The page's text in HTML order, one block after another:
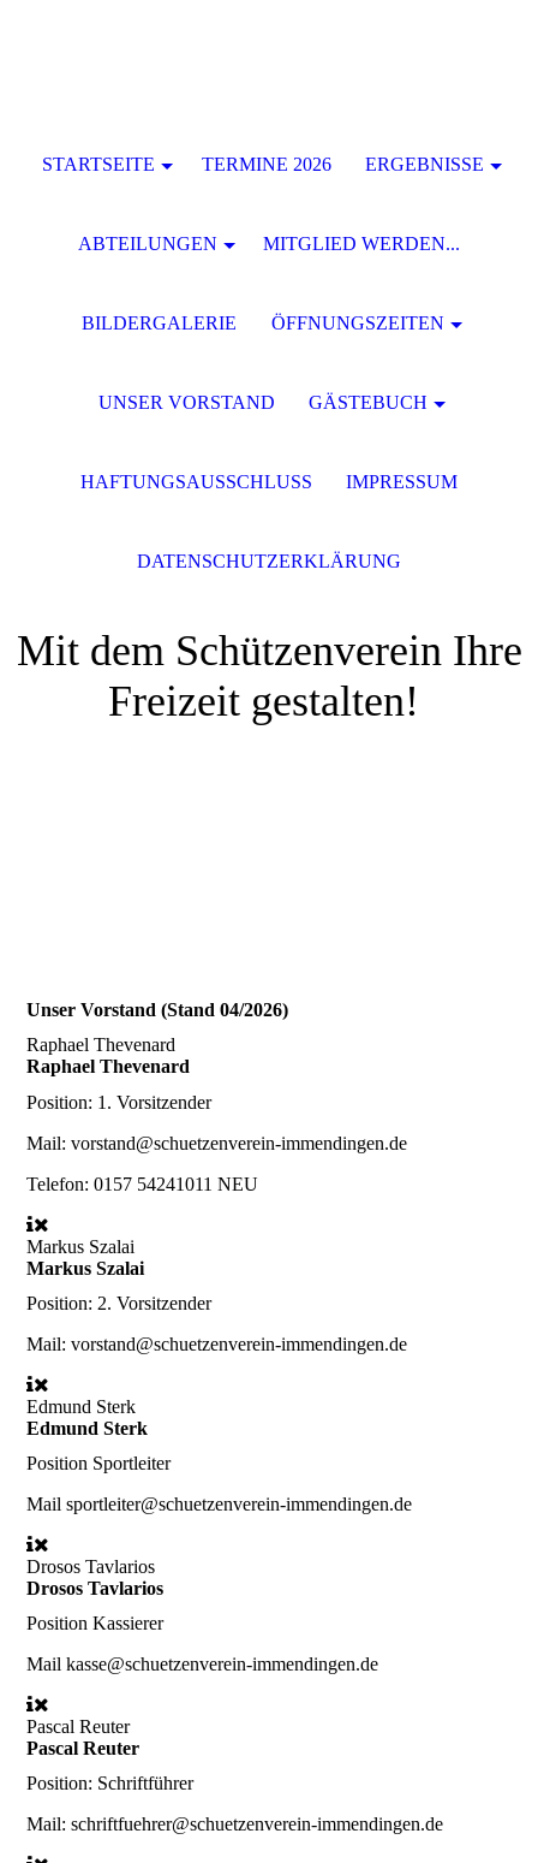
Mit dem Schützenverein Ihre
Freizeit gestalten!
Unser Vorstand (Stand 04/2026)
Raphael Thevenard
Raphael Thevenard
Position: 1. Vorsitzender
Mail:vorstand@schuetzenverein-immendingen.de
Telefon:0157 54241011 NEU
Markus Szalai
Markus Szalai
Position: 2. Vorsitzender
Mail:vorstand@schuetzenverein-immendingen.de
Edmund Sterk
Edmund Sterk
Position Sportleiter
Mailsportleiter@schuetzenverein-immendingen.de
Drosos Tavlarios
Drosos Tavlarios
PositionKassierer
Mailkasse@schuetzenverein-immendingen.de
Pascal Reuter
Pascal Reuter
Position: Schriftführer
Mail:schriftfuehrer@schuetzenverein-immendingen.de
STARTSEITE TERMINE 2026 ERGEBNISSE
ABTEILUNGEN MITGLIED WERDEN...
BILDERGALERIE ÖFFNUNGSZEITEN
UNSER VORSTAND GÄSTEBUCH
HAFTUNGSAUSSCHLUSS IMPRESSUM
DATENSCHUTZERKLÄRUNG